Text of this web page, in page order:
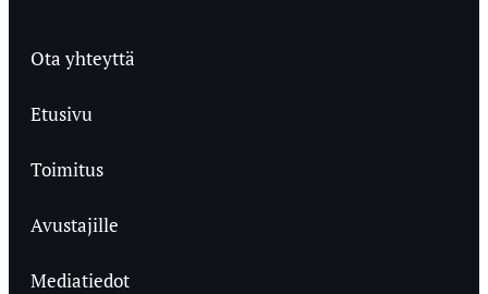
Ota yhteyttä
Etusivu
Toimitus
Avustajille
Mediatiedot